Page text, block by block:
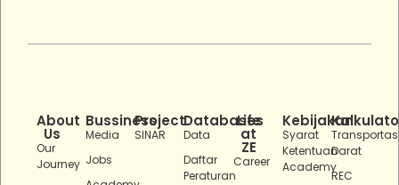
About
Us
Our
Journey
Bussiness
Media
Jobs
Project
SINAR
Databases
Data
Daftar
Peraturan
Life
at
ZE
Career
Kebijakan
Syarat
Ketentuan
Academy
Darat
REC